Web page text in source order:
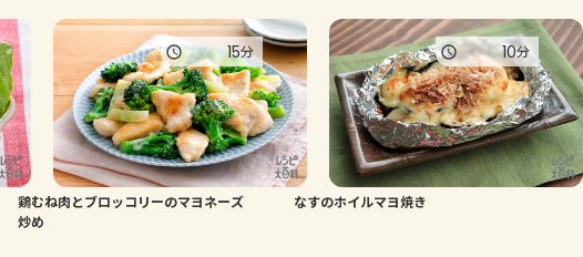
レシピ
トーク
よくあるお問い合わせ
鶏むね肉とブロッコリーのマヨネーズ
炒め
15分
なすのホイルマヨ焼き
10分